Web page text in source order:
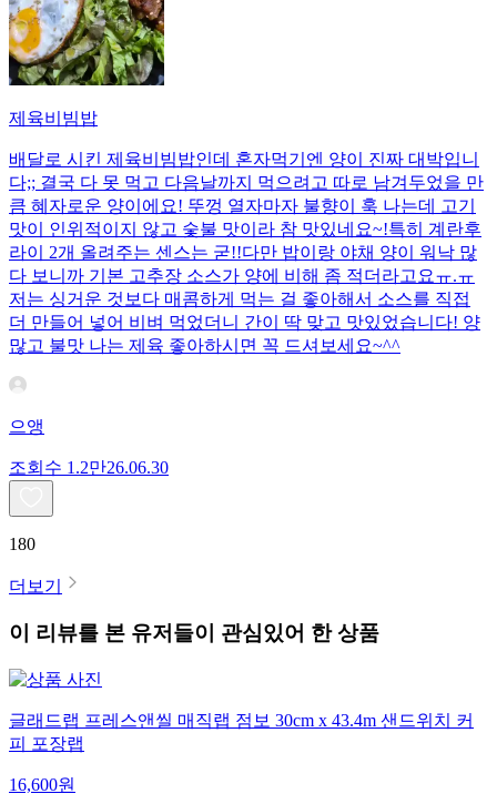
제육비빔밥
배달로 시킨 제육비빔밥인데 혼자먹기엔 양이 진짜 대박입니
다;; 결국 다 못 먹고 다음날까지 먹으려고 따로 남겨두었을 만
큼 혜자로운 양이에요! 뚜껑 열자마자 불향이 훅 나는데 고기
맛이 인위적이지 않고 숯불 맛이라 참 맛있네요~!특히 계란후
라이 2개 올려주는 센스는 굳!! ​다만 밥이랑 야채 양이 워낙 많
다 보니까 기본 고추장 소스가 양에 비해 좀 적더라고요ㅠ.ㅠ
저는 싱거운 것보다 매콤하게 먹는 걸 좋아해서 소스를 직접
더 만들어 넣어 비벼 먹었더니 간이 딱 맞고 맛있었습니다! 양
많고 불맛 나는 제육 좋아하시면 꼭 드셔보세요~^^
으앵
조회수 1.2만26.06.30
180
더보기
이 리뷰를 본 유저들이 관심있어 한 상품
글래드랩 프레스앤씰 매직랩 점보 30cm x 43.4m 샌드위치 커
피 포장랩
16,600원